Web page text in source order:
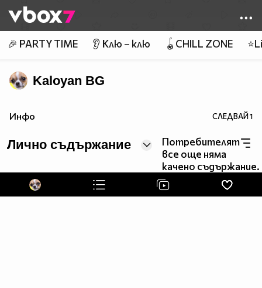
👾
🎉 PARTY TIME 👂 Клю – клю 🪀CHILL ZONE
Kaloyan BG
Инфо СЛЕДВАЙ1
Лично съдържание
Потребителят
все още няма
качено съдържание.